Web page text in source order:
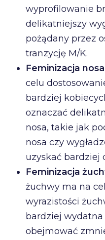
wyprofilowanie
delikatniejszy
pożądany przez
tranzycję M/K.
Feminizacja
celu
bardziej
oznaczać
nosa, takie jak
nosa czy
uzyskać bardziej
Feminizacja
żuchwy ma na
wyrazistości
bardziej wydatna
obejmować